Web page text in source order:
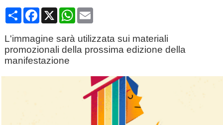
CondividiFacebook
X WhatsApp
Email
L'immagine sarà utilizzata sui materiali
promozionali della prossima edizione della
manifestazione